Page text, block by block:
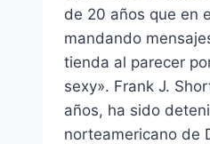
de 20 años que en
mandando
tienda al parecer
sexy». Frank J.
años, ha sido
norteamericano de